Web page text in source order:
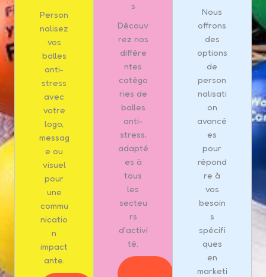
Person
nalisez
vos
balles
anti-
stress
avec
votre
logo,
messag
e ou
visuel
pour
une
commu
nicatio
n
impact
ante.
s
Découv
rez nos
différe
ntes
catégo
ries de
balles
anti-
stress,
adapté
es à
tous
les
secteu
rs
d'activi
té.
Nous
offrons
des
options
de
person
nalisati
on
avancé
es
pour
répond
re à
vos
besoin
s
spécifi
ques
en
marketi